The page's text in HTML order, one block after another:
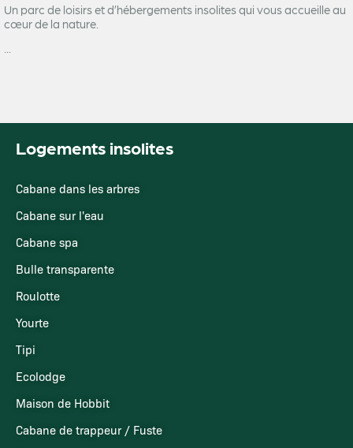
Un parc de loisirs et d’hébergements insolites qui vous accueille au
cœur de la nature.
...
Logements insolites
Cabane dans les arbres
Cabane sur l'eau
Cabane spa
Bulle transparente
Roulotte
Yourte
Tipi
Ecolodge
Maison de Hobbit
Cabane de trappeur / Fuste